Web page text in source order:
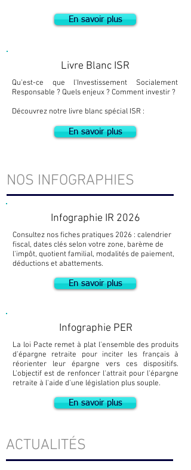
En savoir plus
Livre Blanc ISR
Qu'est-ce que l'Investissement Socialement
Responsable ? Quels enjeux ? Comment investir ?
Découvrez notre livre blanc spécial ISR :
En savoir plus
NOS INFOGRAPHIES
Infographie IR 2026
Consultez nos fiches pratiques 2026 : calendrier
fiscal, dates clés selon votre zone, barème de
l'impôt, quotient familial, modalités de paiement,
déductions et abattements.
En savoir plus
Infographie PER
La loi Pacte remet à plat l'ensemble des produits
d'épargne retraite pour inciter les français à
réorienter leur épargne vers ces dispositifs.
L'objectif est de renfoncer l'attrait pour l'épargne
retraite à l'aide d'une législation plus souple.
En savoir plus
ACTUALITÉS